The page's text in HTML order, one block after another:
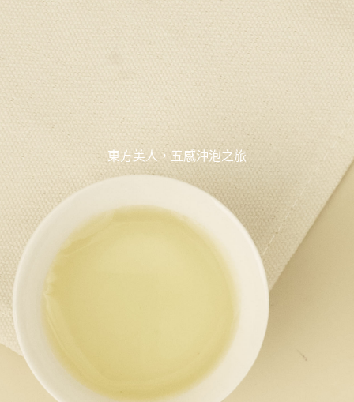
東方美人，五感沖泡之旅